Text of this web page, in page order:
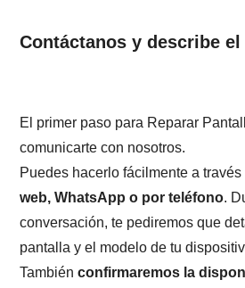
Contáctanos y describe
El primer paso para Reparar
comunicarte con nosotros.
Puedes hacerlo fácilmente a través
web, WhatsApp o por teléfono.
conversación, te pediremos que
pantalla y el modelo de tu
Tambiénconfirmaremos la